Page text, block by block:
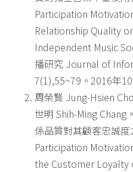
Participation
Relationship Quality
Independent Music
播研究 Journal of
7(1),55~79。2016年10
周榮賢 Jung-Hsien
世明 Shih-Ming Chang
係品質對其顧客忠誠
Participation
the Customer Loyalty